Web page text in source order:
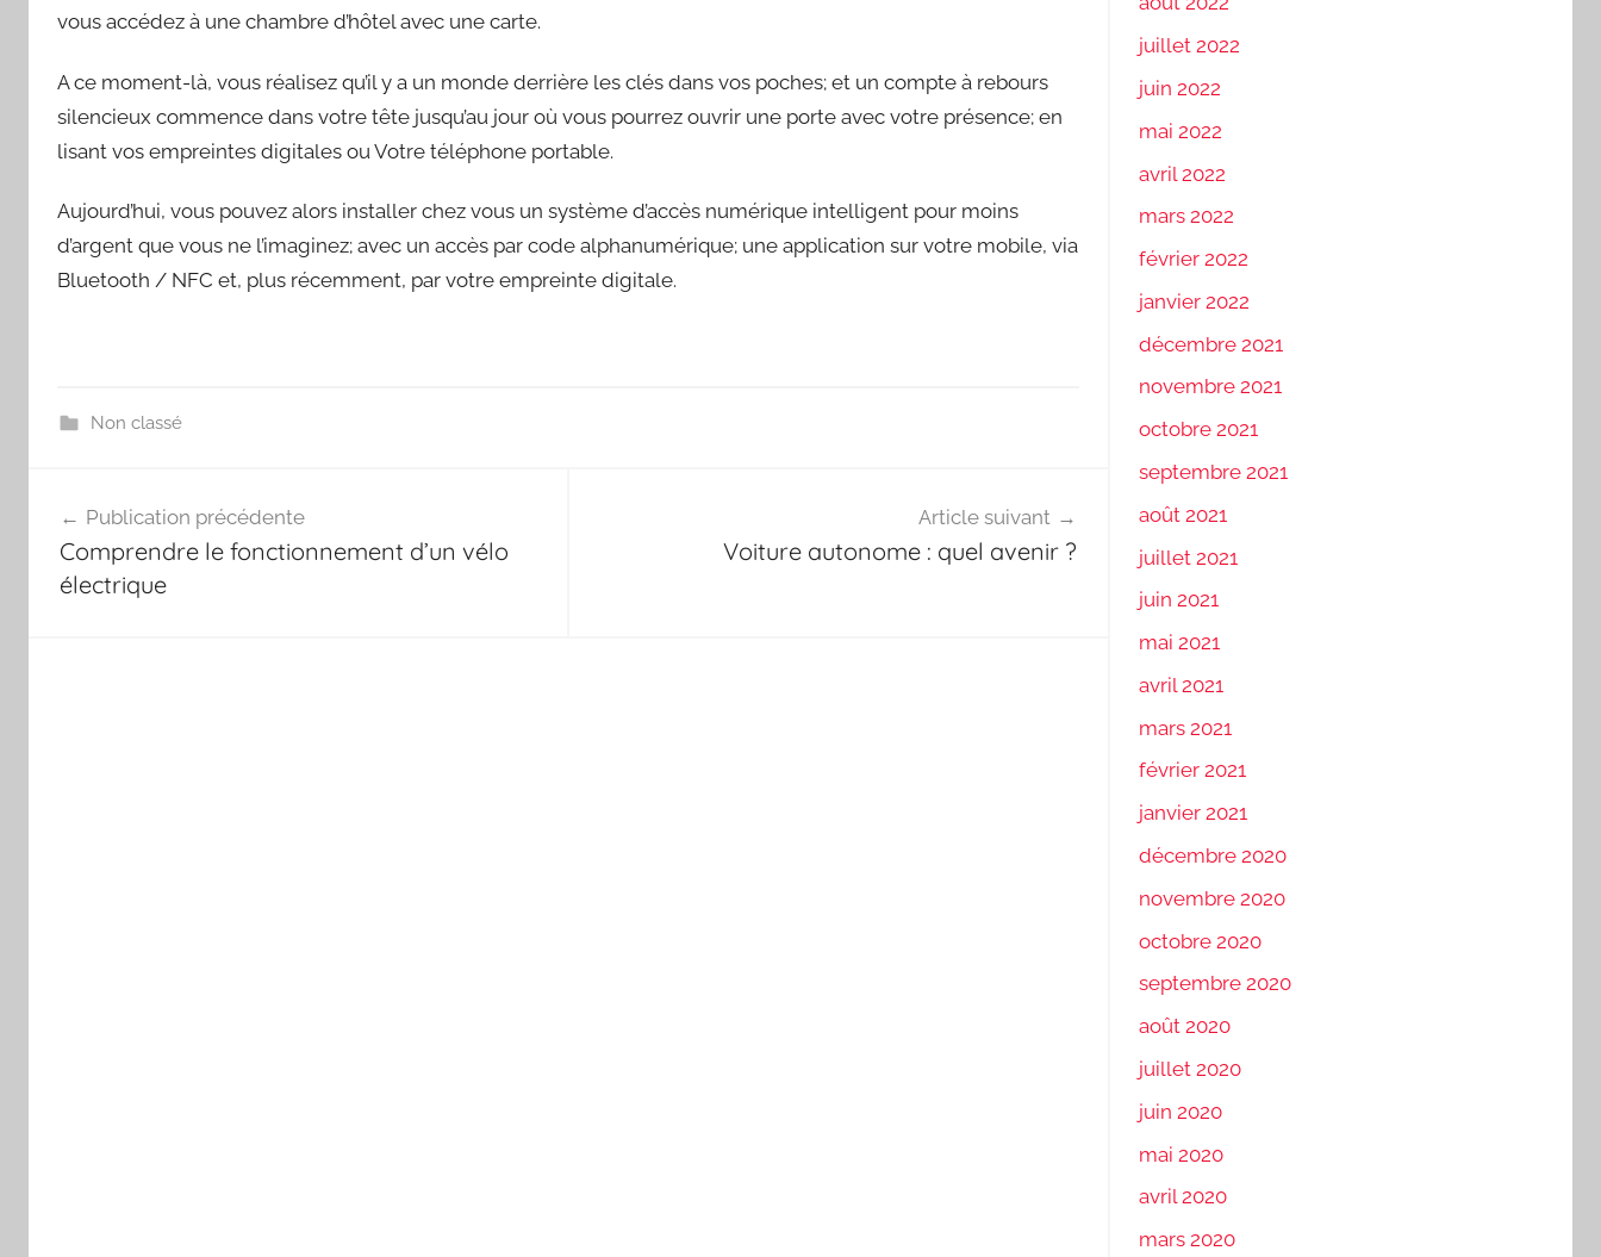
vous accédez à une chambre d’hôtel avec une carte.
A ce moment-là, vous réalisez qu’il y a un monde derrière les clés dans vos poches; et un compte à rebours
silencieux commence dans votre tête jusqu’au jour où vous pourrez ouvrir une porte avec votre présence; en
lisant vos empreintes digitales ou Votre téléphone portable.
Aujourd’hui, vous pouvez alors installer chez vous un système d’accès numérique intelligent pour moins
d’argent que vous ne l’imaginez; avec un accès par code alphanumérique; une application sur votre mobile, via
Bluetooth / NFC et, plus récemment, par votre empreinte digitale.
Non classé
de
l’article
Publication précédente
Comprendre le fonctionnement d’un vélo
électrique
Article suivant
Voiture autonome : quel avenir ?
juillet 2022
juin 2022
mai 2022
avril 2022
mars 2022
février 2022
janvier 2022
décembre 2021
novembre 2021
octobre 2021
septembre 2021
août 2021
juillet 2021
juin 2021
mai 2021
avril 2021
mars 2021
février 2021
janvier 2021
décembre 2020
novembre 2020
octobre 2020
septembre 2020
août 2020
juillet 2020
juin 2020
mai 2020
avril 2020
mars 2020